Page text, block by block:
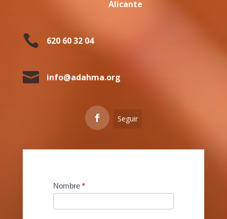
Alicante
 620 60 32 04
 info@adahma.org
Seguir
Contact
Us
Nombre *